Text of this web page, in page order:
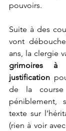
pouvoirs.
Suite à des
vont
ans, la clergie
grimoires à
justification
de la
péniblement,
texte sur
(rien à voir